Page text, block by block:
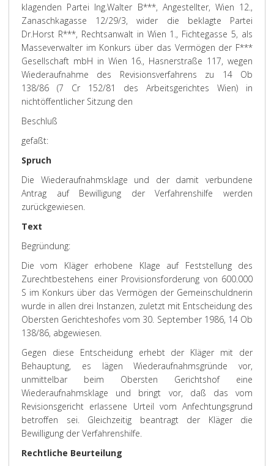
klagenden Partei Ing.Walter B***, Angestellter, Wien 12.,
Zanaschkagasse 12/29/3, wider die beklagte Partei
Dr.Horst R***, Rechtsanwalt in Wien 1., Fichtegasse 5, als
Masseverwalter im Konkurs über das Vermögen der F***
Gesellschaft mbH in Wien 16., Hasnerstraße 117, wegen
Wiederaufnahme des Revisionsverfahrens zu 14 Ob
138/86 (7 Cr 152/81 des Arbeitsgerichtes Wien) in
nichtöffentlicher Sitzung den
Beschluß
gefaßt:
Spruch
Die Wiederaufnahmsklage und der damit verbundene
Antrag auf Bewilligung der Verfahrenshilfe werden
zurückgewiesen.
Text
Begründung:
Die vom Kläger erhobene Klage auf Feststellung des
Zurechtbestehens einer Provisionsforderung von 600.000
S im Konkurs über das Vermögen der Gemeinschuldnerin
wurde in allen drei Instanzen, zuletzt mit Entscheidung des
Obersten Gerichteshofes vom 30. September 1986, 14 Ob
138/86, abgewiesen.
Gegen diese Entscheidung erhebt der Kläger mit der
Behauptung, es lägen Wiederaufnahmsgründe vor,
unmittelbar beim Obersten Gerichtshof eine
Wiederaufnahmsklage und bringt vor, daß das vom
Revisionsgericht erlassene Urteil vom Anfechtungsgrund
betroffen sei. Gleichzeitig beantragt der Kläger die
Bewilligung der Verfahrenshilfe.
Rechtliche Beurteilung